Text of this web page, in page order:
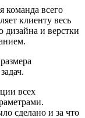
команда всего
клиенту весь
дизайна и верстки
всех
сделано и за что